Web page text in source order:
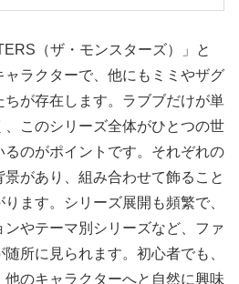
（ザ・モンスターズ）」と
ラクターで、他にもミミやザグ
が存在します。ラブブだけが単
このシリーズ全体がひとつの世
のがポイントです。それぞれの
があり、組み合わせて飾ること
ます。シリーズ展開も頻繁で、
やテーマ別シリーズなど、ファ
所に見られます。初心者でも、
他のキャラクターへと自然に興味